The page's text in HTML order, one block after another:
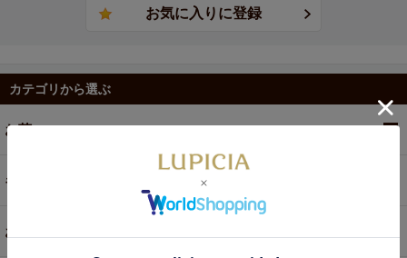
カテゴリから選ぶ
お茶
ギフト
お菓子・食品・飲料